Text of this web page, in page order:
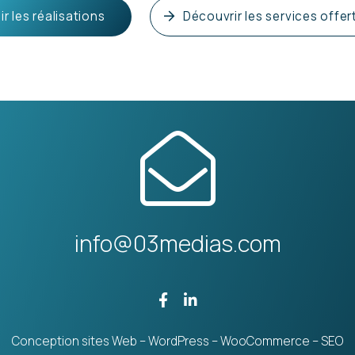
les réalisations Découvrir les services
info@03medias.com
Conception sites Web – WordPress – WooCommerce – SEO